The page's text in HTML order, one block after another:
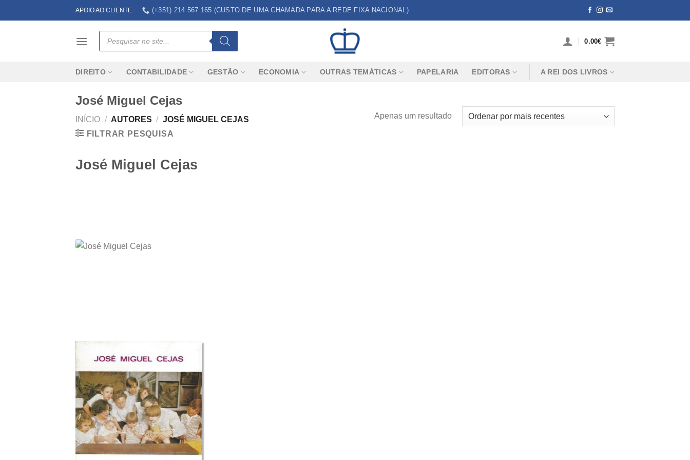
to
APOIO AO CLIENTE (+351) 214 567 165 (CUSTO DE UMA CHAMADA PARA A REDE FIXA NACIONAL)
Products
search
0.00€
DIREITO CONTABILIDADE GESTÃO ECONOMIA OUTRAS TEMÁTICAS PAPELARIA EDITORAS A REI DOS LIVROS
José Miguel Cejas
INÍCIO / AUTORES / JOSÉ MIGUEL CEJAS
FILTRAR PESQUISA
Apenas um resultado
José Miguel Cejas